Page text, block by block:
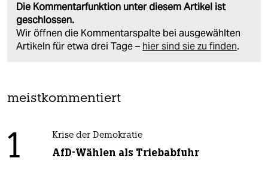
Die Kommentarfunktion unter diesem Artikel ist
geschlossen.
Wir öffnen die Kommentarspalte bei ausgewählten
Artikeln für etwa drei Tage – hier sind sie zu finden.
meistkommentiert
1 Krise der Demokratie
AfD-Wählen als Triebabfuhr